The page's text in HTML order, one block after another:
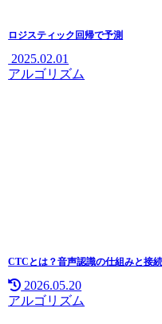
ロジスティック回帰で予測
2025.02.01
アルゴリズム
CTCとは？音声認識の仕組みと接
2026.05.20
アルゴリズム